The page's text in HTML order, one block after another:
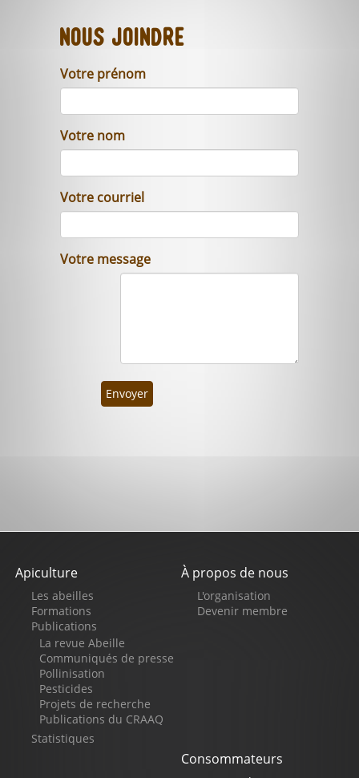
Nous joindre
Votre prénom
Votre nom
Votre courriel
Votre message
Envoyer
Pied
de
page
À propos de nous
L'organisation
Devenir membre
Apiculture
Les abeilles
Formations
Publications
La revue Abeille
Communiqués de presse
Pollinisation
Pesticides
Projets de recherche
Publications du CRAAQ
Statistiques
Consommateurs